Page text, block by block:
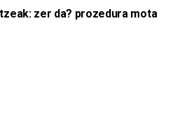
zer da? prozedura mota